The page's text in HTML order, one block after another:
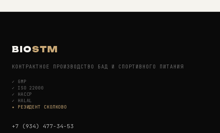
BIOSTM
КОНТРАКТНОЕ ПРОИЗВОДСТВО БАД И СПОРТИВНОГО ПИТАНИЯ
✓ GMP
✓ ISO 22000
✓ HACCP
✓ HALAL
✦ РЕЗИДЕНТ СКОЛКОВО
+7 (934) 477-34-53